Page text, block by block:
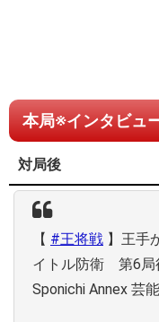
本局※インタビュ
対局後
【 #王将戦 】王手
イトル防衛 第6局
Sponichi Annex 芸能